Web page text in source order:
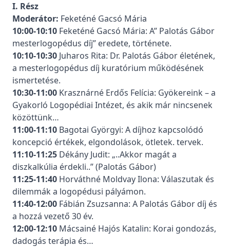
I. Rész
Moderátor: Feketéné Gacsó Mária
10:00-10:10 Feketéné Gacsó Mária: A” Palotás Gábor
mesterlogopédus díj” eredete, története.
10:10-10:30 Juharos Rita: Dr. Palotás Gábor életének,
a mesterlogopédus díj kuratórium működésének
ismertetése.
10:30-11:00 Krasznárné Erdős Felícia: Gyökereink – a
Gyakorló Logopédiai Intézet, és akik már nincsenek
közöttünk…
11:00-11:10 Bagotai Györgyi: A díjhoz kapcsolódó
koncepció értékek, elgondolások, ötletek. tervek.
11:10-11:25 Dékány Judit: „..Akkor magát a
diszkalkúlia érdekli..” (Palotás Gábor)
11:25-11:40 Horváthné Moldvay Ilona: Válaszutak és
dilemmák a logopédusi pályámon.
11:40-12:00 Fábián Zsuzsanna: A Palotás Gábor díj és
a hozzá vezető 30 év.
12:00-12:10 Mácsainé Hajós Katalin: Korai gondozás,
dadogás terápia és…